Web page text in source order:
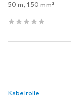
50 m, 1.50 mm²
Kabelrolle